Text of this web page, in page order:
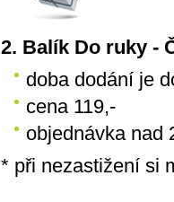
2. Balík Do ruky -
doba dodání je
cena 119,-
objednávka nad
* při nezastižení si